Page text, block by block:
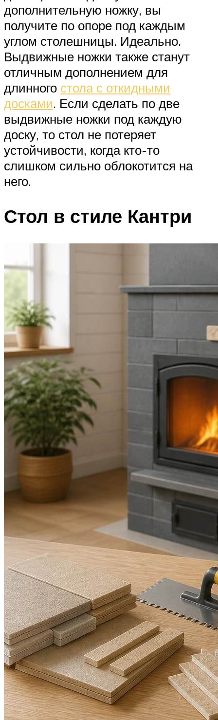
дополнительную ножку, вы
получите по опоре под каждым
углом столешницы. Идеально.
Выдвижные ножки также станут
отличным дополнением для
длинного стола с откидными
досками. Если сделать по две
выдвижные ножки под каждую
доску, то стол не потеряет
устойчивости, когда кто-то
слишком сильно облокотится на
него.
Стол в стиле Кантри